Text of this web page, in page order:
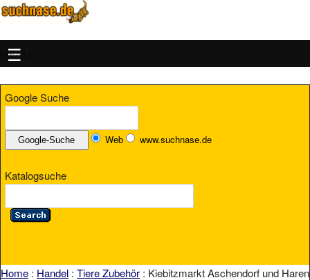
MENU
Google Suche
Web www.suchnase.de
Katalogsuche
Home : Handel : Tiere Zubehör : Kiebitzmarkt Aschendorf und Haren